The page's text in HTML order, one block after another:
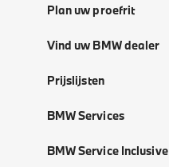
Plan uw proefrit
Vind uw BMW dealer
Prijslijsten
BMW Services
BMW Service Inclusive